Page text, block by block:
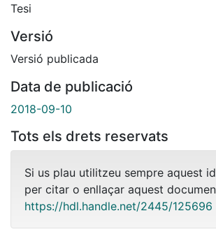
Tesi
Versió
Versió publicada
Data de publicació
2018-09-10
Tots els drets reservats
Si us plau utilitzeu sempre aquest
per citar o enllaçar aquest
https://hdl.handle.net/2445/125696